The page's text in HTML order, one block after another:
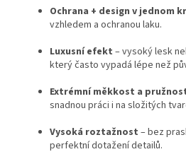
Ochrana + design v jednom
vzhledem a ochranou laku.
Luxusní efekt – vysoký lesk
který často vypadá lépe než
Extrémní měkkost a
snadnou práci i na složitých
Vysoká roztažnost – bez
perfektní dotažení detailů.